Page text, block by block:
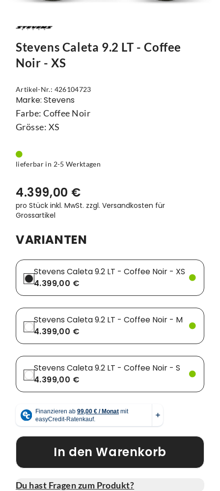
Mützen
Reflex-Produkte
Regenbekleidung
Schuhe
Socken
Streetwear
Trikots
Westen
Touring
Urban
Kettenblätter
Kurbelgarnituren
Laufräder
Lenker
Naben
Pedale
Sättel
Ständer
Steuersätze
Vorbauten
Zahnkränze
Flaschen
Flaschenhalter
Gepäckträger
Kettenschutz
Kindersitze
Klingeln & Hupen
Pumpen
Schutzbleche
Single Speed
Smartphonehalter
Spiegel
Taschen
Trainingsrollen
Wandhalterung
Stevens Caleta 9.2 LT - Coffee
Noir - XS
Artikel-Nr.: 426104723
Marke: Stevens
Farbe: Coffee Noir
Grösse: XS
lieferbar in 2-5 Werktagen
4.399,00 €
pro Stück inkl. MwSt. zzgl. Versandkosten für
Grossartikel
VARIANTEN
Stevens Caleta 9.2 LT - Coffee Noir - XS
4.399,00 €
Stevens Caleta 9.2 LT - Coffee Noir - M
4.399,00 €
Stevens Caleta 9.2 LT - Coffee Noir - S
4.399,00 €
In den Warenkorb
Du hast Fragen zum Produkt?